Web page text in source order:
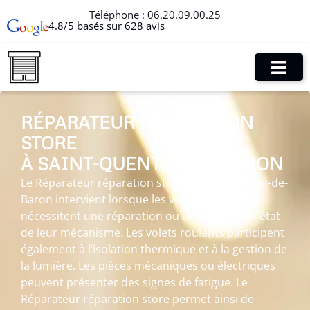
Téléphone : 06.20.09.00.25
4.8/5 basés sur 628 avis
RÉPARATEUR RÉPARATION
STORE
À SAINT-QUENTIN-DE-BARON
Le Réparateur réparation store à Saint-Quentin-de-
Baron intervient lorsque les volets roulants
nécessitent une réparation ou une remise en état
de leur mécanisme. Les volets roulants participent
également à l’isolation thermique et à la gestion de
la lumière. Les pièces mécaniques ou électriques
peuvent présenter des signes de fatigue. Le
Réparateur réparation store permet ainsi de